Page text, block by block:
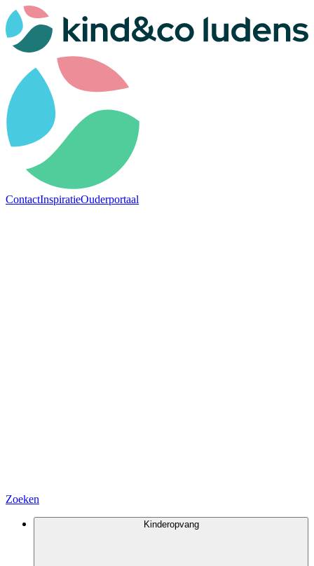
ContactInspiratieOuderportaal
Zoeken
Kinderopvang